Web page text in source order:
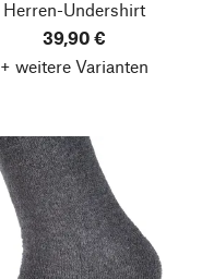
Herren-Undershirt
39,90 €
+ weitere Varianten